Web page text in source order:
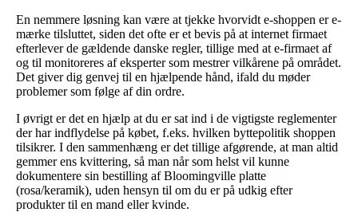
En nemmere løsning kan være at tjekke hvorvidt e-shoppen er e-
mærke tilsluttet, siden det ofte er et bevis på at internet firmaet
efterlever de gældende danske regler, tillige med at e-firmaet af
og til monitoreres af eksperter som mestrer vilkårene på området.
Det giver dig genvej til en hjælpende hånd, ifald du møder
problemer som følge af din ordre.
I øvrigt er det en hjælp at du er sat ind i de vigtigste reglementer
der har indflydelse på købet, f.eks. hvilken byttepolitik shoppen
tilsikrer. I den sammenhæng er det tillige afgørende, at man altid
gemmer ens kvittering, så man når som helst vil kunne
dokumentere sin bestilling af Bloomingville platte
(rosa/keramik), uden hensyn til om du er på udkig efter
produkter til en mand eller kvinde.